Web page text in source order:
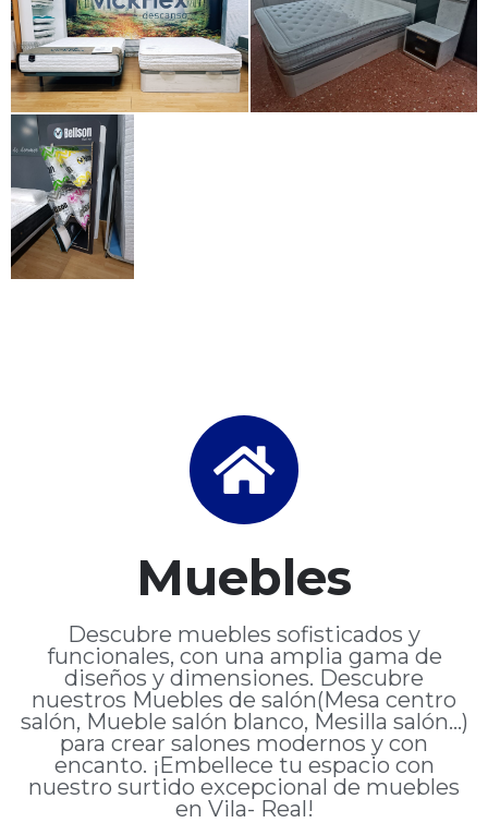
Muebles
Descubre muebles sofisticados y
funcionales, con una amplia gama de
diseños y dimensiones. Descubre
nuestros Muebles de salón(Mesa centro
salón, Mueble salón blanco, Mesilla salón...)
para crear salones modernos y con
encanto. ¡Embellece tu espacio con
nuestro surtido excepcional de muebles
en Vila- Real!